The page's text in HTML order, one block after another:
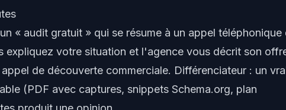
« audit gratuit » qui se résume à un appel téléphonique
expliquez votre situation et l'agence vous décrit son
de découverte commerciale. Différenciateur : un
(PDF avec captures, snippets Schema.org, plan